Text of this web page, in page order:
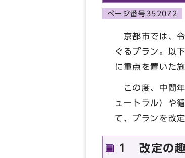
ページ番号352072
京都市では、
ぐるプラン。以
に重点を置いた
この度、中間年
ュートラル）や
て、プランを改
1 改定の